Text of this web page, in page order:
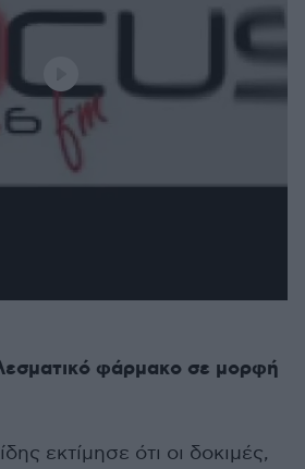
φάρμακο σε μορφή
εκτίμησε ότι οι δοκιμές,